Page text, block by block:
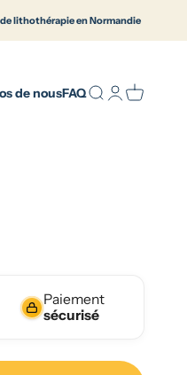
en Normandie
de nousFAQRecherche
Connexion
Panier
Paiement
sécurisé